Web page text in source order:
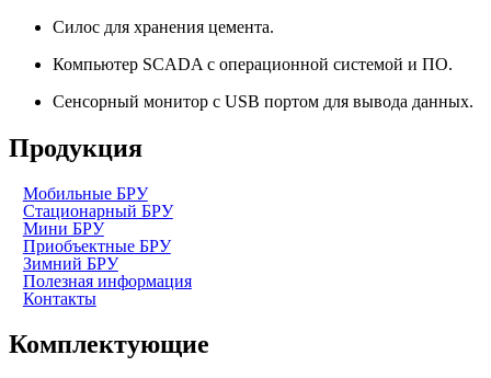
Силос для хранения цемента.
Компьютер SCADA с операционной системой и ПО.
Сенсорный монитор с USB портом для вывода данных.
Продукция
Мобильные БРУ
Стационарный БРУ
Мини БРУ
Приобъектные БРУ
Зимний БРУ
Полезная информация
Контакты
Комплектующие